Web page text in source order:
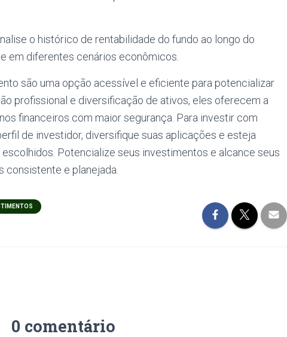
o histórico de rentabilidade do fundo ao longo do
em diferentes cenários econômicos.
são uma opção acessível e eficiente para potencializar
profissional e diversificação de ativos, eles oferecem a
financeiros com maior segurança. Para investir com
de investidor, diversifique suas aplicações e esteja
Potencialize seus investimentos e alcance seus
e planejada.
0 comentário